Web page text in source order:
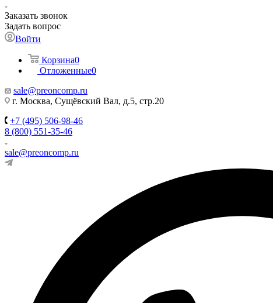
Заказать звонок
Задать вопрос
Войти
Корзина0
Отложенные0
sale@preoncomp.ru
г. Москва, Сущёвский Вал, д.5, стр.20
+7 (495) 506-98-46
8 (800) 551-35-46
sale@preoncomp.ru